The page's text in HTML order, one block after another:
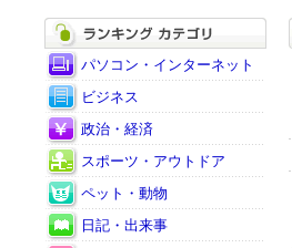
パソコン・インターネット
ビジネス
政治・経済
スポーツ・アウトドア
ペット・動物
日記・出来事